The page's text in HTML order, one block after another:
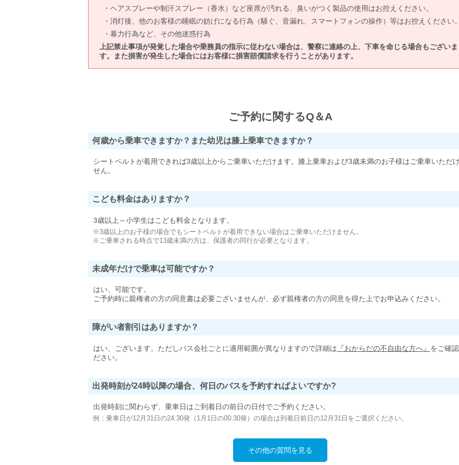
ヘアスプレーや制汗スプレー（香水）など座席が汚れる、臭いがつく製品の使用はお控えください。
消灯後、他のお客様の睡眠の妨げになる行為（騒ぐ、音漏れ、スマートフォンの操作）等はお控えください
暴力行為など、その他迷惑行為
上記禁止事項が発覚した場合や乗務員の指示に従わない場合は、警察に連絡の上、下車を命じる場合もございま
す。また損害が発生した場合にはお客様に損害賠償請求を行うことがあります。
ご予約に関するQ＆A
何歳から乗車できますか？また幼児は膝上乗車できますか？
シートベルトが着用できれば3歳以上からご乗車いただけます。膝上乗車および3歳未満のお子様はご乗車いただ
せん。
こども料金はありますか？
3歳以上～小学生はこども料金となります。
※3歳以上のお子様の場合でもシートベルトが着用できない場合はご乗車いただけません。
※ご乗車される時点で13歳未満の方は、保護者の同行が必要となります。
未成年だけで乗車は可能ですか？
はい、可能です。
ご予約時に親権者の方の同意書は必要ございませんが、必ず親権者の方の同意を得た上でお申込みください。
障がい者割引はありますか？
はい、ございます。ただしバス会社ごとに適用範囲が異なりますので詳細は 『おからだの不自由な方へ』 をご確
ださい。
出発時刻が24時以降の場合、何日のバスを予約すればよいですか?
出発時刻に関わらず、乗車日はご到着日の前日の日付でご予約ください。
例：乗車日が12月31日の24:30発（1月1日の00:30発）の場合は到着日前日の12月31日をご選択ください。
その他の質問を見る